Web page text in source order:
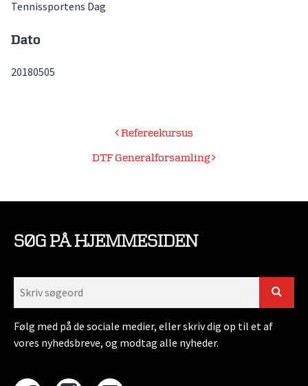
Tennissportens Dag
Dato
20180505
IndlægsnavigationRefereekursus
DTF Generalforsamling
SØG PÅ HJEMMESIDEN
Følg med på de sociale medier, eller skriv dig op til et af
vores nyhedsbreve, og modtag alle nyheder.